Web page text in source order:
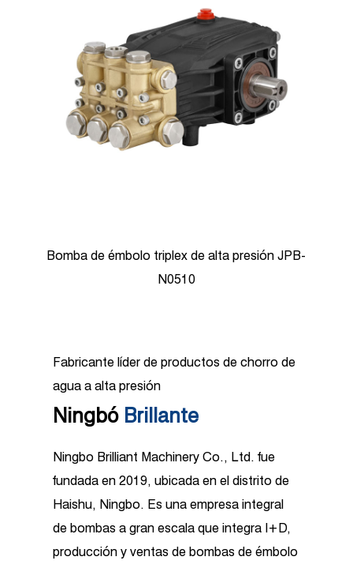
Bombas de émbolo de alta presión JPB-N0818
Fabricante líder de productos de chorro de
agua a alta presión
Ningbó Brillante
Ningbo Brilliant Machinery Co., Ltd. fue
fundada en 2019, ubicada en el distrito de
Haishu, Ningbo. Es una empresa integral
de bombas a gran escala que integra I+D,
producción y ventas de bombas de émbolo